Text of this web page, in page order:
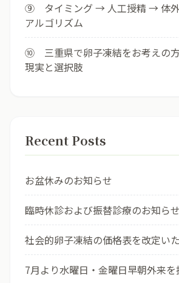
⑨ タイミング → 人工授精 → 体
アルゴリズム
⑩ 三重県で卵子凍結をお考えの
現実と選択肢
Recent Posts
お盆休みのお知らせ
臨時休診および振替診療のお知らせ
社会的卵子凍結の価格表を改定い
7月より水曜日・金曜日早朝外来